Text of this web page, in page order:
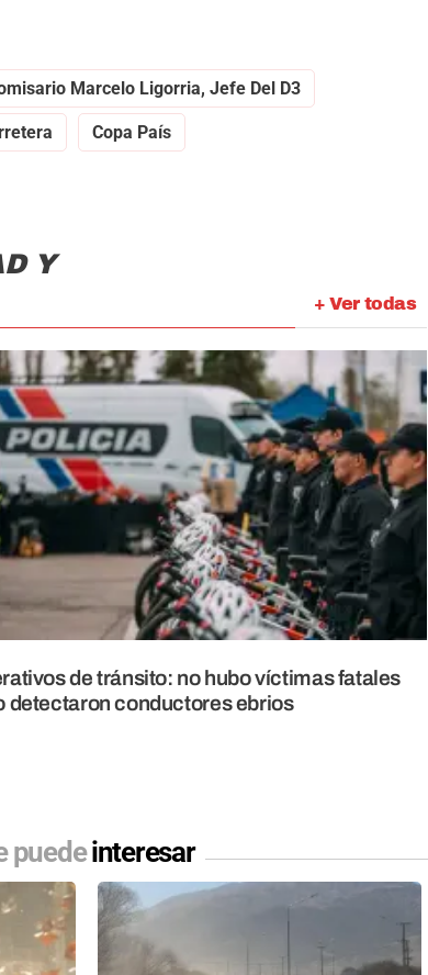
Marcelo Ligorria, Jefe Del D3
Copa País
+ Ver todas
Y
de tránsito: no hubo víctimas fatales
detectaron conductores ebrios
puedeinteresar